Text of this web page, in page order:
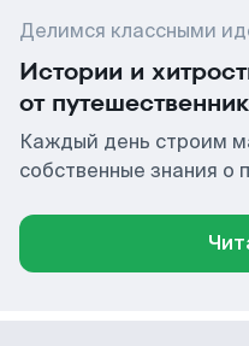
Делимся классными
Истории и
от
Каждый день строим
собственные знания о